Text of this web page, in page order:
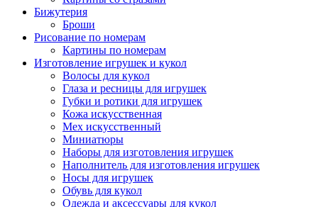
Бижутерия
Броши
Рисование по номерам
Картины по номерам
Изготовление игрушек и кукол
Волосы для кукол
Глаза и ресницы для игрушек
Губки и ротики для игрушек
Кожа искусственная
Мех искусственный
Миниатюры
Наборы для изготовления игрушек
Наполнитель для изготовления игрушек
Носы для игрушек
Обувь для кукол
Одежда и аксессуары для кукол